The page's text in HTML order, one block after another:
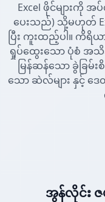
Excel ဖိုင်များကို အ
ပေးသည်) သို့မဟုတ်
ပြီး ကူးထည့်ပါ။ ကိရိ
ရှုပ်ထွေးသော ပုံစံ အသိ
မြန်ဆန်သော ခွဲခြမ်း
သော ဆဲလ်များ နှင့် ဒ
အွန်လိုင်း